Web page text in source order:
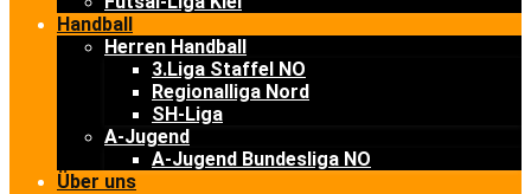
Handball
Herren Handball
3.Liga Staffel NO
Regionalliga Nord
SH-Liga
A-Jugend
A-Jugend Bundesliga NO
Über uns